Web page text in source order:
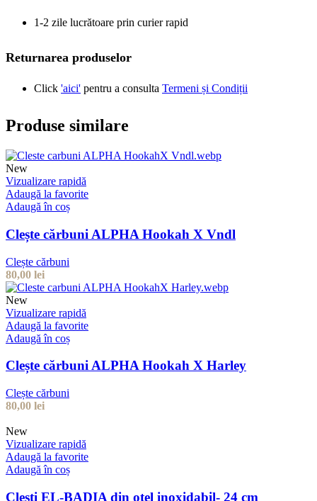
1-2 zile lucrătoare prin curier rapid
Returnarea produselor
Click 'aici' pentru a consulta Termeni și Condiții
Produse similare
New
Vizualizare rapidă
Adaugă la favorite
Adaugă în coș
Clește cărbuni ALPHA Hookah X Vndl
Clește cărbuni
80,00 lei
New
Vizualizare rapidă
Adaugă la favorite
Adaugă în coș
Clește cărbuni ALPHA Hookah X Harley
Clește cărbuni
80,00 lei
New
Vizualizare rapidă
Adaugă la favorite
Adaugă în coș
Cleşti EL-BADIA din oţel inoxidabil- 24 cm